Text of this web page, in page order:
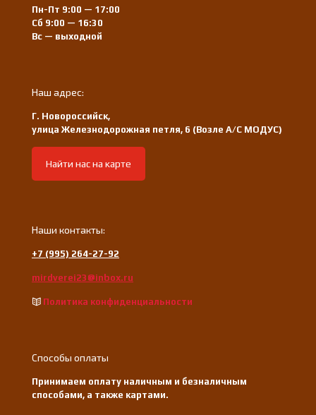
Пн-Пт 9:00 — 17:00
Сб 9:00 — 16:30
Вс — выходной
Наш адрес:
Г. Новороссийск,
улица Железнодорожная петля, 6 (Возле А/С МОДУС)
Найти нас на карте
Наши контакты:
+7 (995) 264-27-92
mirdverei23@inbox.ru
Политика конфиденциальности
Способы оплаты
Принимаем оплату наличным и безналичным
способами, а также картами.